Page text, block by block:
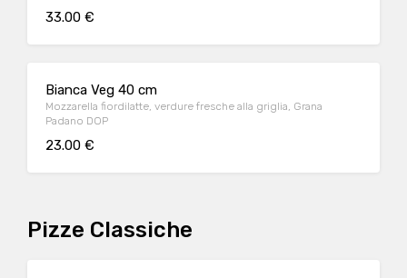
33.00 €
Bianca Veg 40 cm
Mozzarella fiordilatte, verdure fresche alla griglia, Grana
Padano DOP
23.00 €
Pizze Classiche